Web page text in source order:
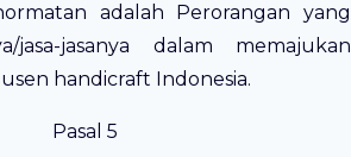
adalah Perorangan yang
jasa-jasanya dalam memajukan
handicraft Indonesia.
Pasal 5